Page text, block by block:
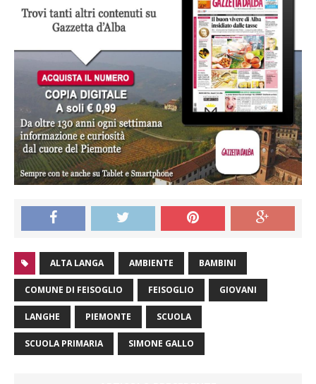
ALTA LANGA AMBIENTE BAMBINI
COMUNE DI FEISOGLIO FEISOGLIO GIOVANI
LANGHE PIEMONTE SCUOLA
SCUOLA PRIMARIA SIMONE GALLO